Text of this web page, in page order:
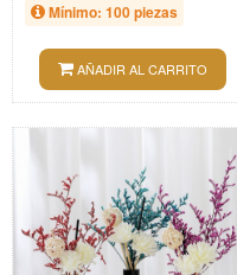
Mínimo: 100 piezas
AÑADIR AL CARRITO